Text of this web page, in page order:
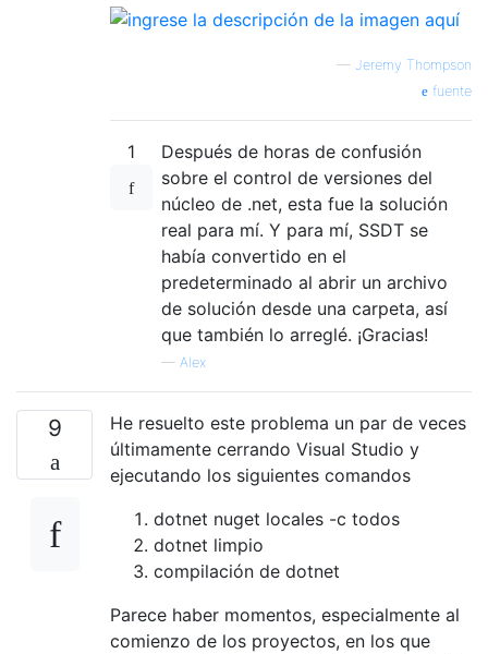
— Jeremy Thompson
fuente
1
Después de horas de confusión
sobre el control de versiones del
núcleo de .net, esta fue la solución
real para mí. Y para mí, SSDT se
había convertido en el
predeterminado al abrir un archivo
de solución desde una carpeta, así
que también lo arreglé. ¡Gracias!
— Alex
9
He resuelto este problema un par de veces
últimamente cerrando Visual Studio y
ejecutando los siguientes comandos
dotnet nuget locales -c todos
dotnet limpio
compilación de dotnet
Parece haber momentos, especialmente al
comienzo de los proyectos, en los que